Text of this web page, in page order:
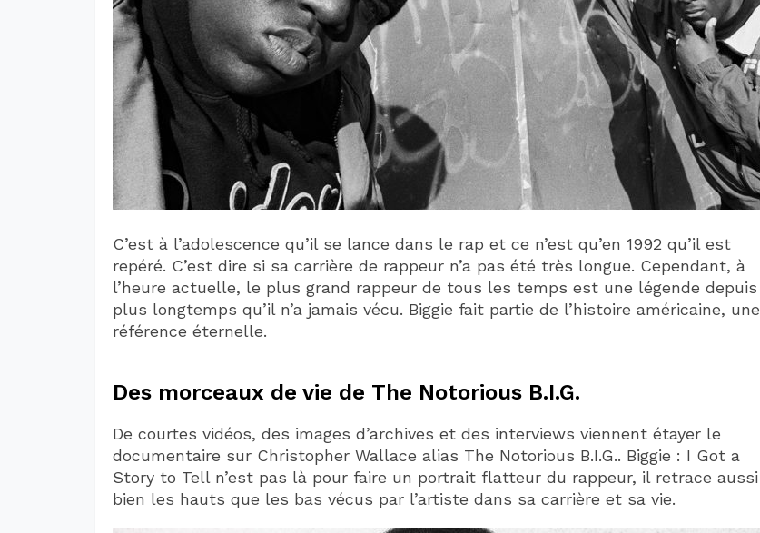
C’est à l’adolescence qu’il se lance dans le rap et ce n’est qu’en 1992 qu’il est
repéré. C’est dire si sa carrière de rappeur n’a pas été très longue. Cependant, à
l’heure actuelle, le plus grand rappeur de tous les temps est une légende depuis
plus longtemps qu’il n’a jamais vécu. Biggie fait partie de l’histoire américaine, une
référence éternelle.
Des morceaux de vie de The Notorious B.I.G.
De courtes vidéos, des images d’archives et des interviews viennent étayer le
documentaire sur Christopher Wallace alias The Notorious B.I.G.. Biggie : I Got a
Story to Tell n’est pas là pour faire un portrait flatteur du rappeur, il retrace aussi
bien les hauts que les bas vécus par l’artiste dans sa carrière et sa vie.